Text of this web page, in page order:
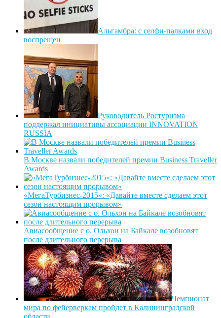
Альгамбра: с селфи-палками вход
воспрещен
Руководитель Ростуризма
поддержал инициативы ассоциации INNOVATION
RUSSIA
В Москве назвали победителей премии Business Traveller
Awards
«МегаТурбизнес-2015»: «Давайте вместе сделаем этот
сезон настоящим прорывом»
Авиасообщение с о. Ольхон на Байкале возобновят
после длительного перерыва
Чемпионат
мира по фейерверкам пройдет в Калининградской
области